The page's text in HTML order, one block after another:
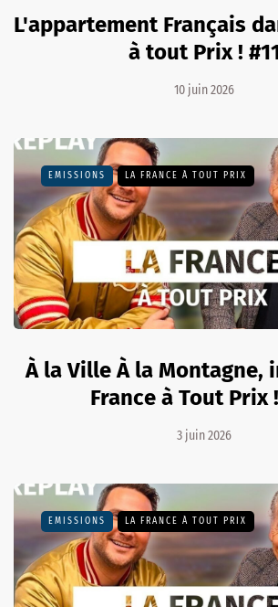
L'appartement Français
à tout Prix !
10 juin 2026
EMISSIONS LA FRANCE À TOUT PRIX
À la Ville À la Montagne,
France à Tout Prix
3 juin 2026
EMISSIONS LA FRANCE À TOUT PRIX